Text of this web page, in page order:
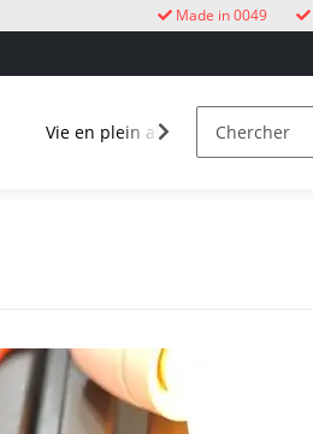
Made in 0049
Vie en plein air Coucous